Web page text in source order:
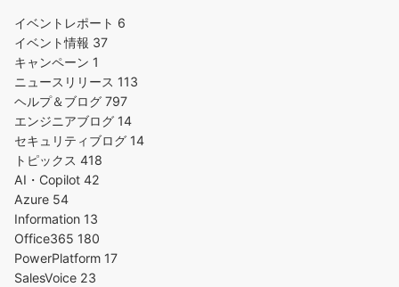
イベントレポート 6
イベント情報 37
キャンペーン 1
ニュースリリース 113
ヘルプ＆ブログ 797
エンジニアブログ 14
セキュリティブログ 14
トピックス 418
AI・Copilot 42
Azure 54
Information 13
Office365 180
PowerPlatform 17
SalesVoice 23